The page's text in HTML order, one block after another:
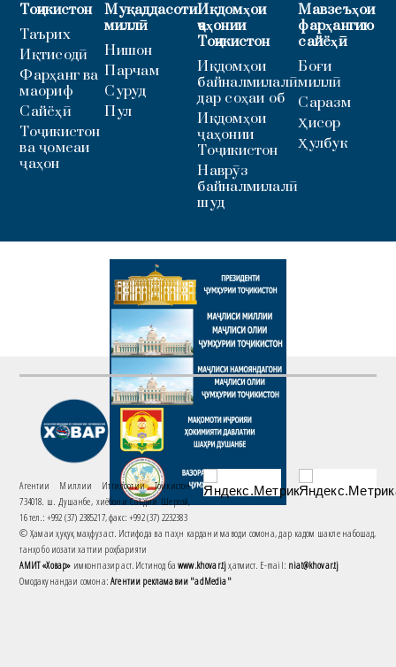
Тоҷикистон
Таърих
Иқтисодӣ
Фарҳанг ва
маориф
Сайёҳӣ
Тоҷикистон
ва ҷомеаи
ҷаҳон
Муқаддасоти
миллӣ
Нишон
Парчам
Суруд
Пул
Иқдомҳои
ҷаҳонии
Тоҷикистон
Иқдомҳои
байналмилалӣ
дар соҳаи об
Иқдомҳои
ҷаҳонии
Тоҷикистон
Наврӯз
байналмилалӣ
шуд
Мавзеъҳои
фарҳангию
сайёҳӣ
Боғи
миллӣ
Саразм
Ҳисор
Ҳулбук
Агентии Миллии Иттилоотии Тоҷикистон
734018. ш. Душанбе, хиёбони Саъдии Шерозӣ,
16 тел.: +992 (37) 2385217, факс: +992 (37) 2232383
© Ҳамаи ҳуқуқ маҳфуз аст. Истифода ва паҳн кардани маводи сомона, дар кадом шакле набошад,
танҳо бо иҷозати хаттии роҳбарияти
АМИТ «Ховар» имконпазир аст. Истинод баwww.khovar.tjҳатмист. E-mail: niat@khovar.tj
Омодакунандаи сомона:Агентии рекламавии "adMedia"